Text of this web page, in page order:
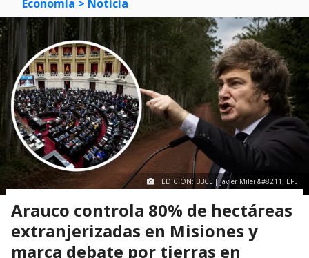
Economía > Noticia
EDICIÓN: BBCL | Javier Milei &#8211; EFE
Arauco controla 80% de hectáreas
extranjerizadas en Misiones y
marca debate por tierras en